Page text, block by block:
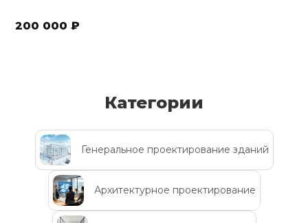
200 000 ₽
Категории
Генеральное проектирование зданий
Архитектурное проектирование